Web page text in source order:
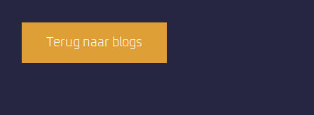
Terug naar blogs